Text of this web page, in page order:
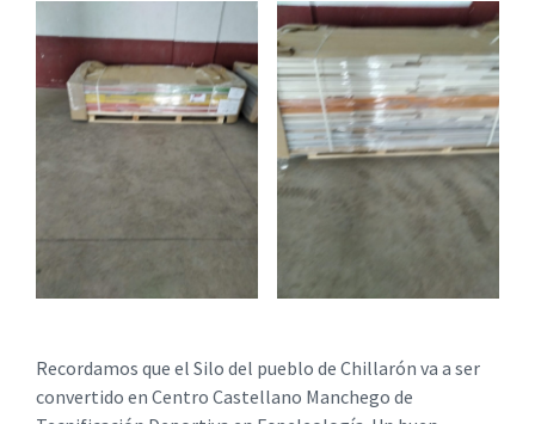
Recordamos que el Silo del pueblo de Chillarón va a ser
convertido en Centro Castellano Manchego de